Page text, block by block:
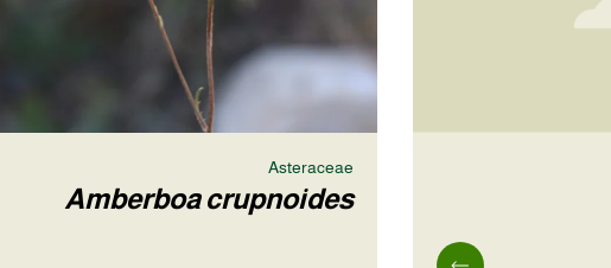
Asteraceae
Amberboa crupnoides